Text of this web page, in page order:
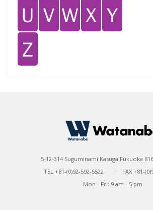
Ｕ Ｖ Ｗ Ｘ Ｙ
Ｚ
5-12-314 Suguminami Kasuga Fukuoka
TEL +81-(0)92-592-5522 | FAX +81-
Mon - Fri: 9 am - 5 pm